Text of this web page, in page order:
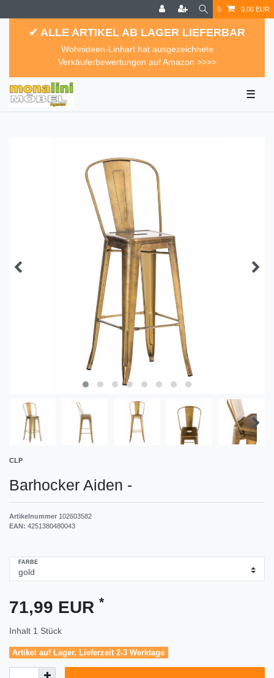
0 0,00 EUR
✔ ALLE ARTIKEL AB LAGER LIEFERBAR
Wohnideen-Linhart hat ausgezeichnete
Verkäuferbewertungen auf Amazon >>>>
☰
CLP
Barhocker Aiden -
Artikelnummer 102603582
EAN: 4251380480043
FARBE
71,99 EUR *
Inhalt 1 Stück
Artikel auf Lager, Lieferzeit 2-3 Werktage